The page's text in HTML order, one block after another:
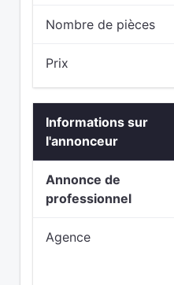
Nombre de pièces
Prix
Informations sur
l'annonceur
Annonce de
professionnel
Agence